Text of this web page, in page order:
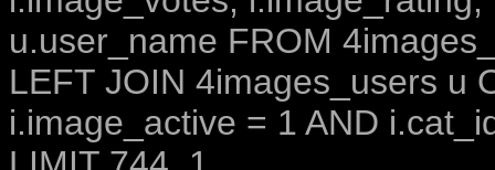
u.user_name FROM
LEFT JOIN 4images_users u
i.image_active = 1 AND